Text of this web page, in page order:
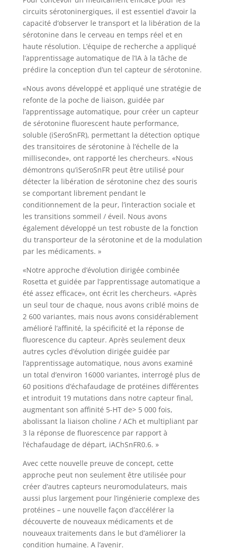
circuits sérotoninergiques, il est essentiel d’avoir la
capacité d’observer le transport et la libération de la
sérotonine dans le cerveau en temps réel et en
haute résolution. L’équipe de recherche a appliqué
l’apprentissage automatique de l’IA à la tâche de
prédire la conception d’un tel capteur de sérotonine.
«Nous avons développé et appliqué une stratégie de
refonte de la poche de liaison, guidée par
l’apprentissage automatique, pour créer un capteur
de sérotonine fluorescent haute performance,
soluble (iSeroSnFR), permettant la détection optique
des transitoires de sérotonine à l’échelle de la
milliseconde», ont rapporté les chercheurs. «Nous
démontrons qu’iSeroSnFR peut être utilisé pour
détecter la libération de sérotonine chez des souris
se comportant librement pendant le
conditionnement de la peur, l’interaction sociale et
les transitions sommeil / éveil. Nous avons
également développé un test robuste de la fonction
du transporteur de la sérotonine et de la modulation
par les médicaments. »
«Notre approche d’évolution dirigée combinée
Rosetta et guidée par l’apprentissage automatique a
été assez efficace», ont écrit les chercheurs. «Après
un seul tour de chaque, nous avons criblé moins de
2 600 variantes, mais nous avons considérablement
amélioré l’affinité, la spécificité et la réponse de
fluorescence du capteur. Après seulement deux
autres cycles d’évolution dirigée guidée par
l’apprentissage automatique, nous avons examiné
un total d’environ 16000 variantes, interrogé plus de
60 positions d’échafaudage de protéines différentes
et introduit 19 mutations dans notre capteur final,
augmentant son affinité 5-HT de> 5 000 fois,
abolissant la liaison choline / ACh et multipliant par
3 la réponse de fluorescence par rapport à
l’échafaudage de départ, iAChSnFR0.6. »
Avec cette nouvelle preuve de concept, cette
approche peut non seulement être utilisée pour
créer d’autres capteurs neuromodulateurs, mais
aussi plus largement pour l’ingénierie complexe des
protéines – une nouvelle façon d’accélérer la
découverte de nouveaux médicaments et de
nouveaux traitements dans le but d’améliorer la
condition humaine. A l’avenir.